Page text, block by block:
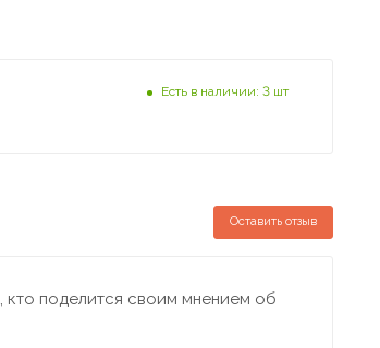
Есть в наличии: 3 шт
Оставить отзыв
поделится своим мнением об